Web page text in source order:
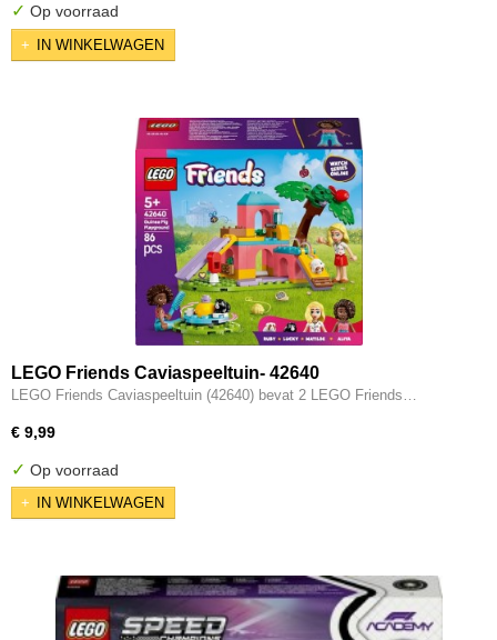
✓ Op voorraad
IN WINKELWAGEN
LEGO Friends Caviaspeeltuin- 42640
LEGO Friends Caviaspeeltuin (42640) bevat 2 LEGO Friends…
€ 9,99
✓ Op voorraad
IN WINKELWAGEN